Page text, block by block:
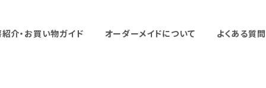
介・お買い物ガイド オーダーメイドについて よくある質問